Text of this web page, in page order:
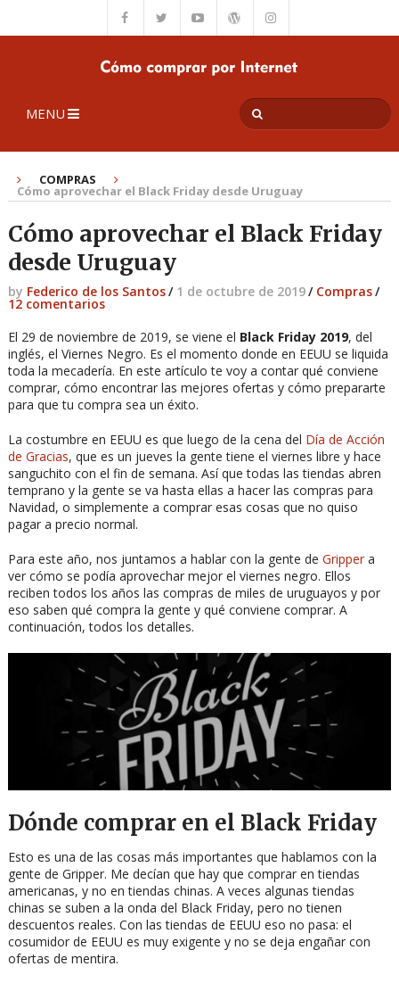
MENU
COMPRAS
Cómo aprovechar el Black Friday desde Uruguay
Cómo aprovechar el Black Friday
desde Uruguay
by Federico de los Santos/ 1 de octubre de 2019/ Compras/
12 comentarios
El 29 de noviembre de 2019, se viene el Black Friday 2019, del
inglés, el Viernes Negro. Es el momento donde en EEUU se liquida
toda la mecadería. En este artículo te voy a contar qué conviene
comprar, cómo encontrar las mejores ofertas y cómo prepararte
para que tu compra sea un éxito.
La costumbre en EEUU es que luego de la cena del Día de Acción
de Gracias, que es un jueves la gente tiene el viernes libre y hace
sanguchito con el fin de semana. Así que todas las tiendas abren
temprano y la gente se va hasta ellas a hacer las compras para
Navidad, o simplemente a comprar esas cosas que no quiso
pagar a precio normal.
Para este año, nos juntamos a hablar con la gente de Grippera
ver cómo se podía aprovechar mejor el viernes negro. Ellos
reciben todos los años las compras de miles de uruguayos y por
eso saben qué compra la gente y qué conviene comprar. A
continuación, todos los detalles.
Dónde comprar en el Black Friday
Esto es una de las cosas más importantes que hablamos con la
gente de Gripper. Me decían que hay que comprar en tiendas
americanas, y no en tiendas chinas. A veces algunas tiendas
chinas se suben a la onda del Black Friday, pero no tienen
descuentos reales. Con las tiendas de EEUU eso no pasa: el
cosumidor de EEUU es muy exigente y no se deja engañar con
ofertas de mentira.